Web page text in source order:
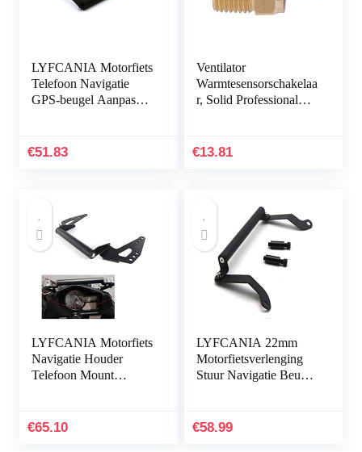
LYFCANIA Motorfiets
Telefoon Navigatie
GPS-beugel Aanpassen
hnlyf (Color : Black)
€51.83
Ventilator
Warmtesensorschakelaa
r, Solid Professional
voor ATV-accessoires
€13.81
LYFCANIA Motorfiets
Navigatie Houder
Telefoon Mount
DL650 DL650XT
€65.10
LYFCANIA 22mm
Motorfietsverlenging
Stuur Navigatie Beugel
2018-2020 hnlyf…
€58.99